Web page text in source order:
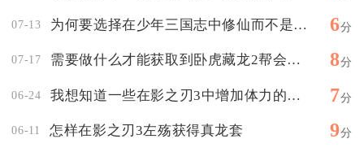
07-13 为何要选择在少年三国志中修仙而不是其他 6分
07-17 需要做什么才能获取到卧虎藏龙2帮会资金 8分
06-24 我想知道一些在影之刃3中增加体力的技巧 7分
06-11 怎样在影之刃3左殇获得真龙套 9分